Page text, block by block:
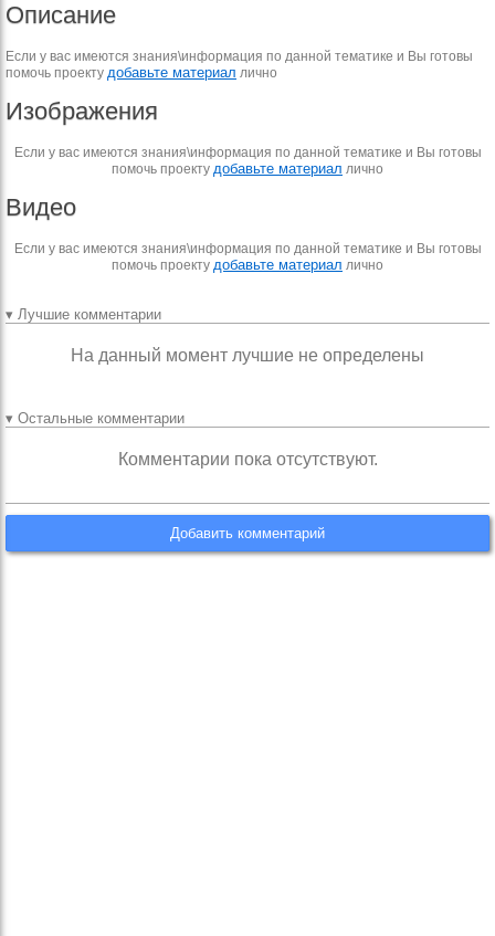
Описание
Если у вас имеются знания\информация по данной тематике и Вы готовы
помочь проекту добавьте материал лично
Изображения
Если у вас имеются знания\информация по данной тематике и Вы готовы
помочь проекту добавьте материал лично
Видео
Если у вас имеются знания\информация по данной тематике и Вы готовы
помочь проекту добавьте материал лично
▾ Лучшие комментарии
На данный момент лучшие не определены
▾ Остальные комментарии
Комментарии пока отсутствуют.
Добавить комментарий